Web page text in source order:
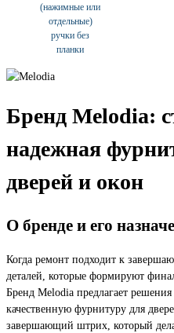
(нажимные или
отдельные)
ручки без
планки
Бренд Melodia:
надежная
дверей и окон
О бренде и его
Когда ремонт подходит к
деталей, которые формируют
Бренд Melodia предлагает
качественную фурнитуру для
завершающий штрих, который